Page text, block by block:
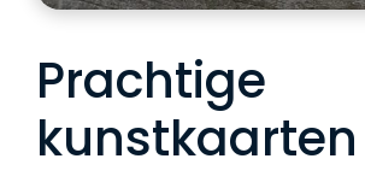
Prachtige
kunstkaarten